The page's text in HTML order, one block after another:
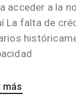
acceder a la
La falta de
más